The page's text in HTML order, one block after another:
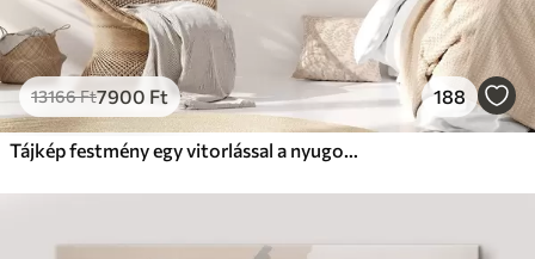
13166Ft7900 Ft 188
Tájkép festmény egy vitorlással a nyugodt tengeren, narancssárga és sárga égbolt, távoli hegyek